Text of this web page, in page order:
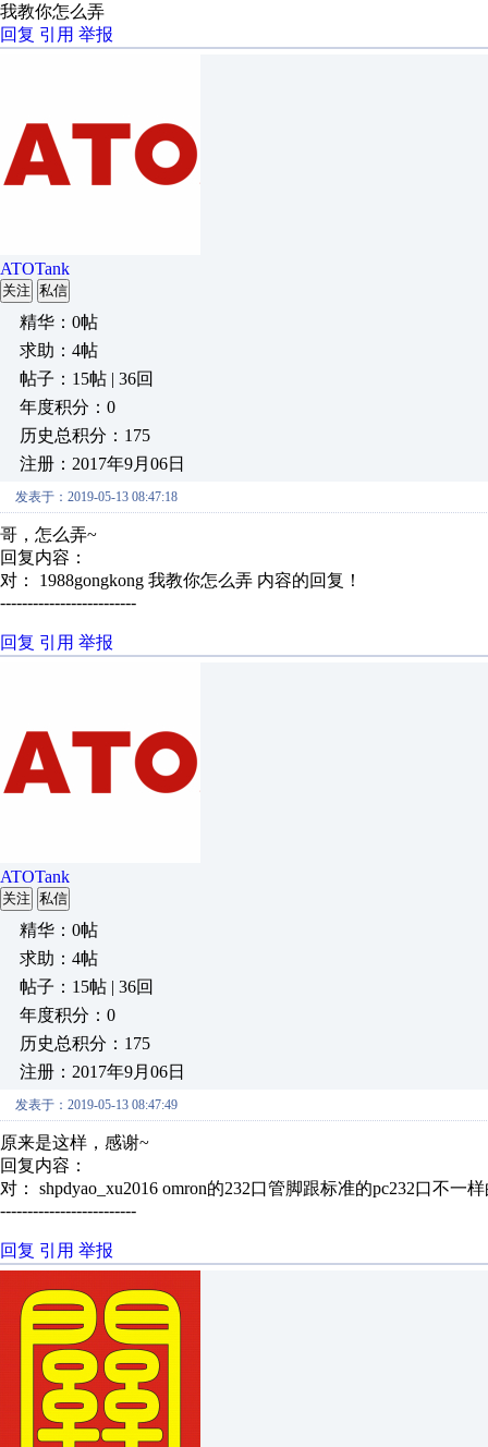
我教你怎么弄
回复 引用 举报
ATOTank
关注 私信
精华：0帖
求助：4帖
帖子：15帖 | 36回
年度积分：0
历史总积分：175
注册：2017年9月06日
发表于：2019-05-13 08:47:18
哥，怎么弄~
回复内容：
对： 1988gongkong 我教你怎么弄 内容的回复！
-------------------------
回复 引用 举报
ATOTank
关注 私信
精华：0帖
求助：4帖
帖子：15帖 | 36回
年度积分：0
历史总积分：175
注册：2017年9月06日
发表于：2019-05-13 08:47:49
原来是这样，感谢~
回复内容：
对： shpdyao_xu2016 omron的232口管脚跟标准的pc232口不一
-------------------------
回复 引用 举报